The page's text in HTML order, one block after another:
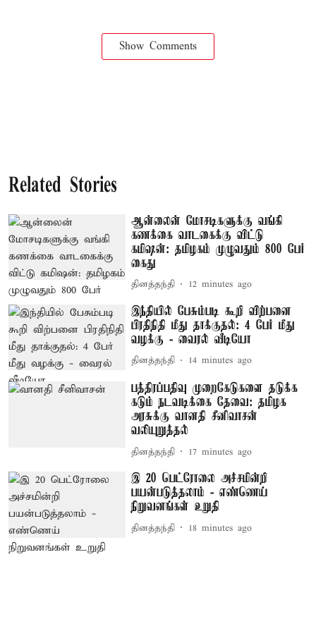
Show Comments
Related Stories
ஆன்லைன் மோசடிகளுக்கு வங்கி
கணக்கை வாடகைக்கு விட்டு
கமிஷன்: தமிழகம் முழுவதும் 800 பேர்
கைது
தினத்தந்தி 12 minutes ago
இந்தியில் பேசும்படி கூறி விற்பனை
பிரதிநிதி மீது தாக்குதல்: 4 பேர் மீது
வழக்கு - வைரல் வீடியோ
தினத்தந்தி 14 minutes ago
பத்திரப்பதிவு முறைகேடுகளை தடுக்க
கடும் நடவடிக்கை தேவை: தமிழக
அரசுக்கு வானதி சீனிவாசன்
வலியுறுத்தல்
தினத்தந்தி 17 minutes ago
இ 20 பெட்ரோலை அச்சமின்றி
பயன்படுத்தலாம் - எண்ணெய்
நிறுவனங்கள் உறுதி
தினத்தந்தி 18 minutes ago